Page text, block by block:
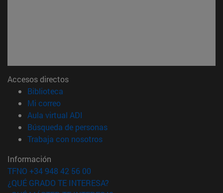
Accesos directos
Biblioteca
Mi correo(abre en nueva ventana)
Aula virtual ADI
Búsqueda de personas(abre en nueva ventana)
Trabaja con nosotros(abre en nueva ventana)
Información
TFNO +34 948 42 56 00
¿QUÉ GRADO TE INTERESA?